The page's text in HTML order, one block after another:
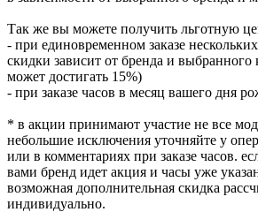
Так же вы можете получить льготную
- при единовременном заказе
скидки зависит от бренда и выбранного
может достигать 15%)
- при заказе часов в месяц вашего дня
* в акции принимают участие не все
небольшие исключения уточняйте у
или в комментариях при заказе часов.
вами бренд идет акция и часы уже
возможная дополнительная скидка
индивидуально.